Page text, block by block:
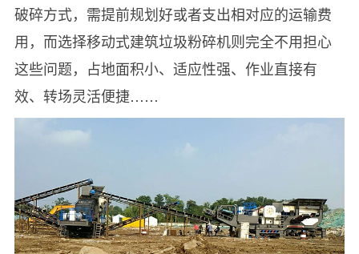
破碎方式，需提前规划好或者支出相对应的运输费
用，而选择移动式建筑垃圾粉碎机则完全不用担心
这些问题，占地面积小、适应性强、作业直接有
效、转场灵活便捷……